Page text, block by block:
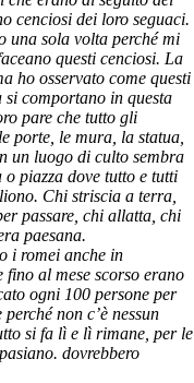
cenciosi dei loro seguaci.
una sola volta perché mi
questi cenciosi. La
ho osservato come questi
si comportano in questa
pare che tutto gli
porte, le mura, la statua,
un luogo di culto sembra
o piazza dove tutto e tutti
Chi striscia a terra,
passare, chi allatta, chi
paesana.
i romei anche in
fino al mese scorso erano
ogni 100 persone per
non c’è nessun
si fa lì e lì rimane, per le
dovrebbero